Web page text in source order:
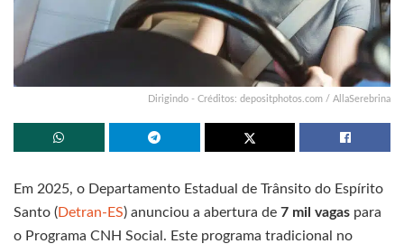
Dirigindo - Créditos: depositphotos.com / AllaSerebrina
Em 2025, o Departamento Estadual de Trânsito do Espírito
Santo (Detran-ES) anunciou a abertura de 7 mil vagas para
o Programa CNH Social. Este programa tradicional no